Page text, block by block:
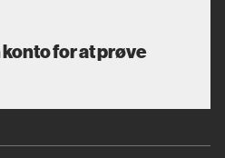
for at prøve